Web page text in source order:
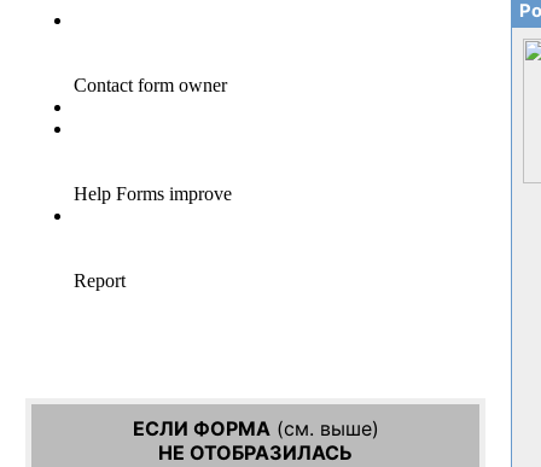
ЕСЛИ ФОРМА(см. выше)
НЕ ОТОБРАЗИЛАСЬ